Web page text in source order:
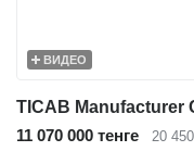
ВИДЕО
11 070 000 тенге 20